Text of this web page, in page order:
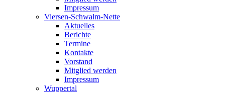
Impressum
Viersen-Schwalm-Nette
Aktuelles
Berichte
Termine
Kontakte
Vorstand
Mitglied werden
Impressum
Wuppertal